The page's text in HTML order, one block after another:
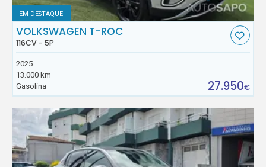
EM DESTAQUE
VOLKSWAGEN T-ROC
116CV - 5P
2025
13.000 km
Gasolina
27.950€